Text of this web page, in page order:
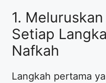
1.
Setiap
Nafkah
Langkah pertama